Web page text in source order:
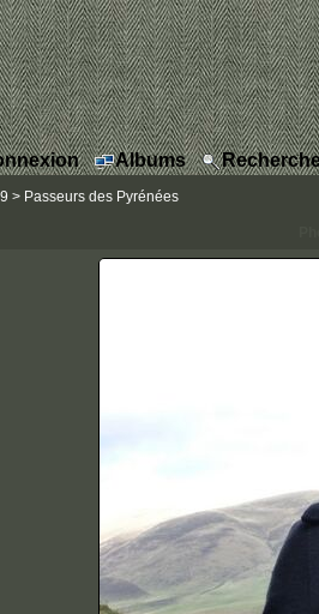
Albums
> Passeurs des Pyrénées